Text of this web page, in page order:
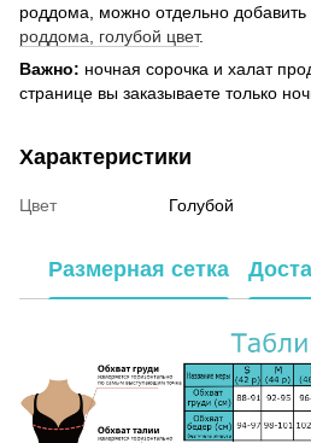
роддома, можно отдельно добавить
роддома, голубой цвет.
Важно: ночная сорочка и халат
странице вы заказываете только
Характеристики
Цвет Голубой
Размерная сетка